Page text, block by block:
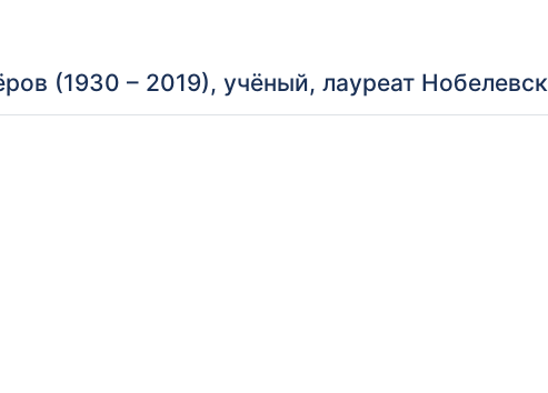
(1930 – 2019), учёный, лауреат